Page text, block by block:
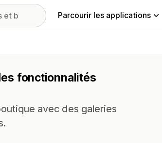
Parcourir les applications
fonctionnalités
avec des galeries